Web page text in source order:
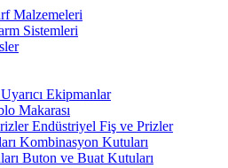
Malzemeleri
Sistemleri
Uyarıcı Ekipmanlar
Makarası
Endüstriyel Fiş ve Prizler
Kombinasyon Kutuları
Buton ve Buat Kutuları